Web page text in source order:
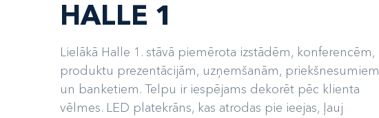
HALLE 1
Lielākā Halle 1. stāvā piemērota izstādēm, konferencēm,
produktu prezentācijām, uzņemšanām, priekšnesumiem
un banketiem. Telpu ir iespējams dekorēt pēc klienta
vēlmes. LED platekrāns, kas atrodas pie ieejas, ļauj